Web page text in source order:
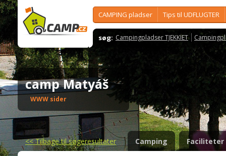
CAMPING pladser Tips til UDFLUGTER
søg: Campingpladser TJEKKIET
camp Matyáš
WWW sider
<<Tilbage til søgeresultater Camping Faciliteter